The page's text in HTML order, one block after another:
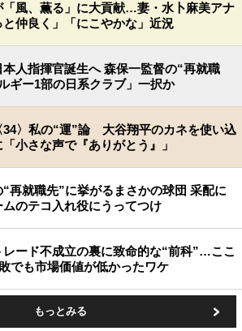
「風、薫る」に大貢献…妻・水卜麻美アナ
と仲良く」「にこやかな」近況
本人指揮官誕生へ 森保一監督の“再就職
ギー1部の日系クラブ」一択か
34〉私の“運”論 大谷翔平のカネを使い込
小さな声で『ありがとう』」
“再就職先”に挙がるまさかの球団 采配に
のテコ入れ役にうってつけ
レード不成立の裏に致命的な“前科”…ここ
でも市場価値が低かったワケ
もっとみる